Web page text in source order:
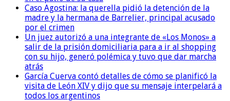
Caso Agostina: la querella pidió la detención de la
madre y la hermana de Barrelier, principal acusado
por el crimen
Un juez autorizó a una integrante de «Los Monos» a
salir de la prisión domiciliaria para a ir al shopping
con su hijo, generó polémica y tuvo que dar marcha
atrás
García Cuerva contó detalles de cómo se planificó la
visita de León XIV y dijo que su mensaje interpelará a
todos los argentinos